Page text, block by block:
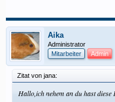
Aika
Administrator
Mitarbeiter
Admin
Zitat von jana:
Hallo,ich nehem an du hast diese